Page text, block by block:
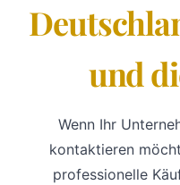
und
Wenn Ihr
kontaktieren
professionelle